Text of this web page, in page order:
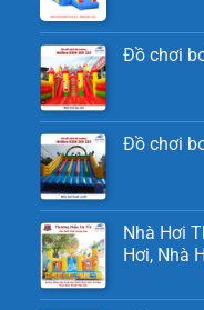
Đồ chơi
Đồ chơi
Nhà Hơi
Hơi, Nhà